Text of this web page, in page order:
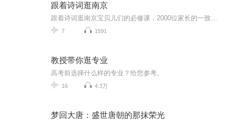
跟着诗词逛南京
7 1591
教授带你逛专业
高考前选择什么样的专业？给您参考。
16 4.3万
梦回大唐：盛世唐朝的那抹荣光